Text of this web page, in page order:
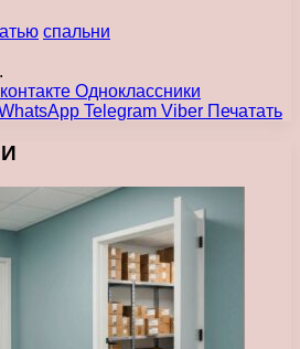
спальни
Одноклассники
Telegram Viber Печатать